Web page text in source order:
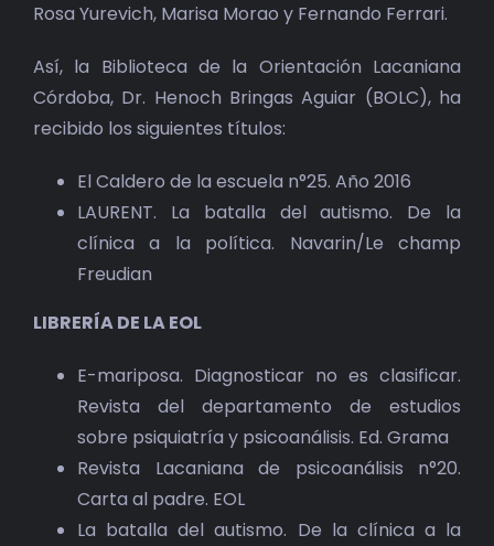
RED EOL
MEDIODICHO
CONTACTO
Rosa Yurevich, Marisa Morao y Fernando Ferrari.
Así, la Biblioteca de la Orientación Lacaniana
Córdoba, Dr. Henoch Bringas Aguiar (BOLC), ha
recibido los siguientes títulos:
El Caldero de la escuela n°25. Año 2016
LAURENT. La batalla del autismo. De la
clínica a la política. Navarin/Le champ
Freudian
LIBRERÍA DE LA EOL
E-mariposa. Diagnosticar no es clasificar.
Revista del departamento de estudios
sobre psiquiatría y psicoanálisis. Ed. Grama
Revista Lacaniana de psicoanálisis n°20.
Carta al padre. EOL
La batalla del autismo. De la clínica a la